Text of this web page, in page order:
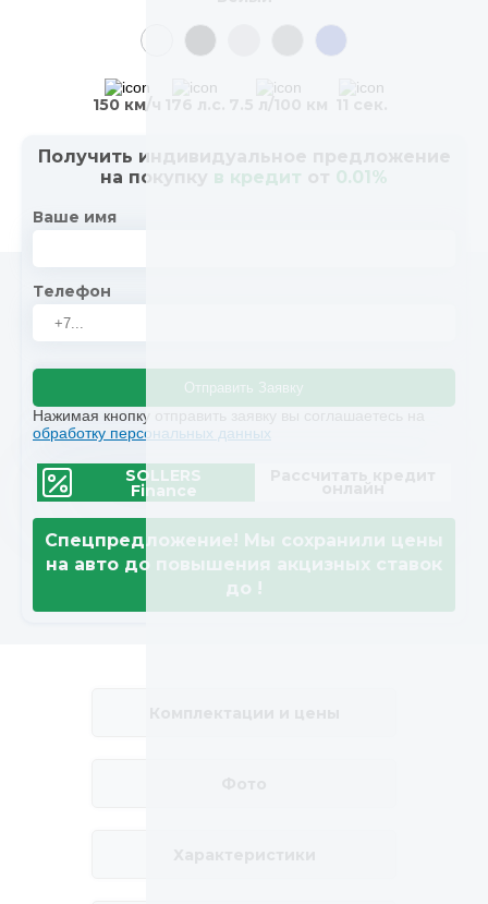
150 км/ч
Получить индивидуальное предложение
на покупку в кредит 0.01%
Ваше имя
Телефон
Отправить Заявку
Нажимая кнопку отправить заявку вы соглашаетесь на
обработку персональных данных
SOLLERS
Finance
Спецпредложение! Мы сохранили цены
на авто до повышения акцизных ставок
до !